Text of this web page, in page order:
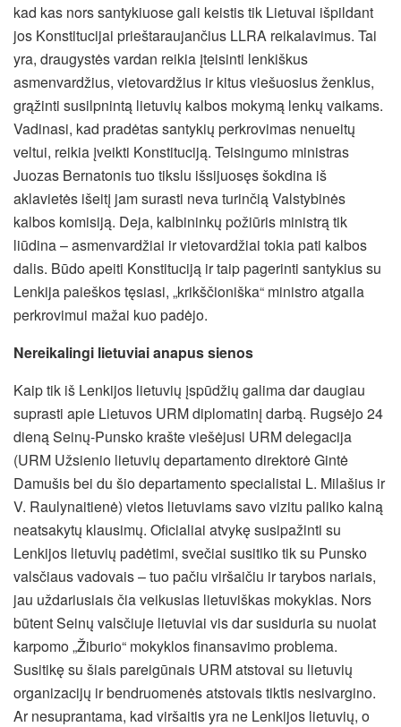
kad kas nors santykiuose gali keistis tik Lietuvai išpildant
jos Konstitucijai prieštaraujančius LLRA reikalavimus. Tai
yra, draugystės vardan reikia įteisinti lenkiškus
asmenvardžius, vietovardžius ir kitus viešuosius ženklus,
grąžinti susilpnintą lietuvių kalbos mokymą lenkų vaikams.
Vadinasi, kad pradėtas santykių perkrovimas nenueitų
veltui, reikia įveikti Konstituciją. Teisingumo ministras
Juozas Bernatonis tuo tikslu išsijuosęs šokdina iš
aklavietės išeitį jam surasti neva turinčią Valstybinės
kalbos komisiją. Deja, kalbininkų požiūris ministrą tik
liūdina – asmenvardžiai ir vietovardžiai tokia pati kalbos
dalis. Būdo apeiti Konstituciją ir taip pagerinti santykius su
Lenkija paieškos tęsiasi, „krikščioniška“ ministro atgaila
perkrovimui mažai kuo padėjo.
Nereikalingi lietuviai anapus sienos
Kaip tik iš Lenkijos lietuvių įspūdžių galima dar daugiau
suprasti apie Lietuvos URM diplomatinį darbą. Rugsėjo 24
dieną Seinų-Punsko krašte viešėjusi URM delegacija
(URM Užsienio lietuvių departamento direktorė Gintė
Damušis bei du šio departamento specialistai L. Milašius ir
V. Raulynaitienė) vietos lietuviams savo vizitu paliko kalną
neatsakytų klausimų. Oficialiai atvykę susipažinti su
Lenkijos lietuvių padėtimi, svečiai susitiko tik su Punsko
valsčiaus vadovais – tuo pačiu viršaičiu ir tarybos nariais,
jau uždariusiais čia veikusias lietuviškas mokyklas. Nors
būtent Seinų valsčiuje lietuviai vis dar susiduria su nuolat
karpomo „Žiburio“ mokyklos finansavimo problema.
Susitikę su šiais pareigūnais URM atstovai su lietuvių
organizacijų ir bendruomenės atstovais tiktis nesivargino.
Ar nesuprantama, kad viršaitis yra ne Lenkijos lietuvių, o